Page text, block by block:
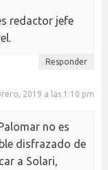
redactor jefe
Responder
2019 a las 1:10 pm
no es
disfrazado de
a Solari,